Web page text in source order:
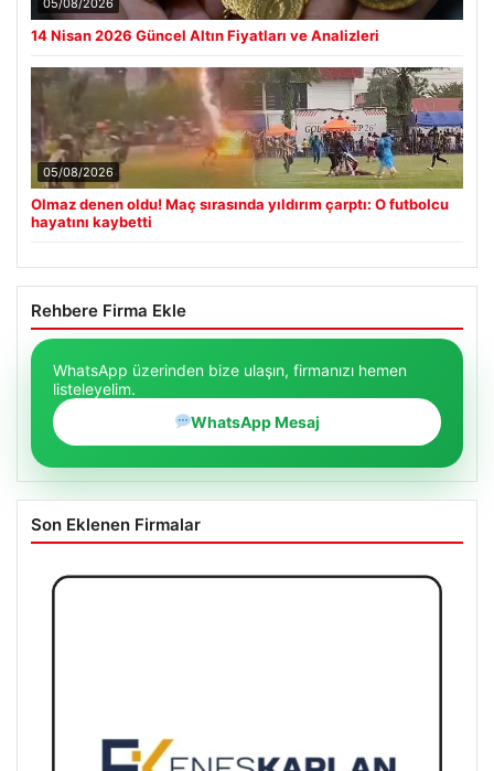
05/08/2026
05/08/2026
Olmaz denen oldu! Maç sırasında yıldırım çarptı: O futbolcu
Rehbere Firma Ekle
WhatsApp üzerinden bize ulaşın, firmanızı hemen
listeleyelim.
WhatsApp Mesaj
Son Eklenen Firmalar